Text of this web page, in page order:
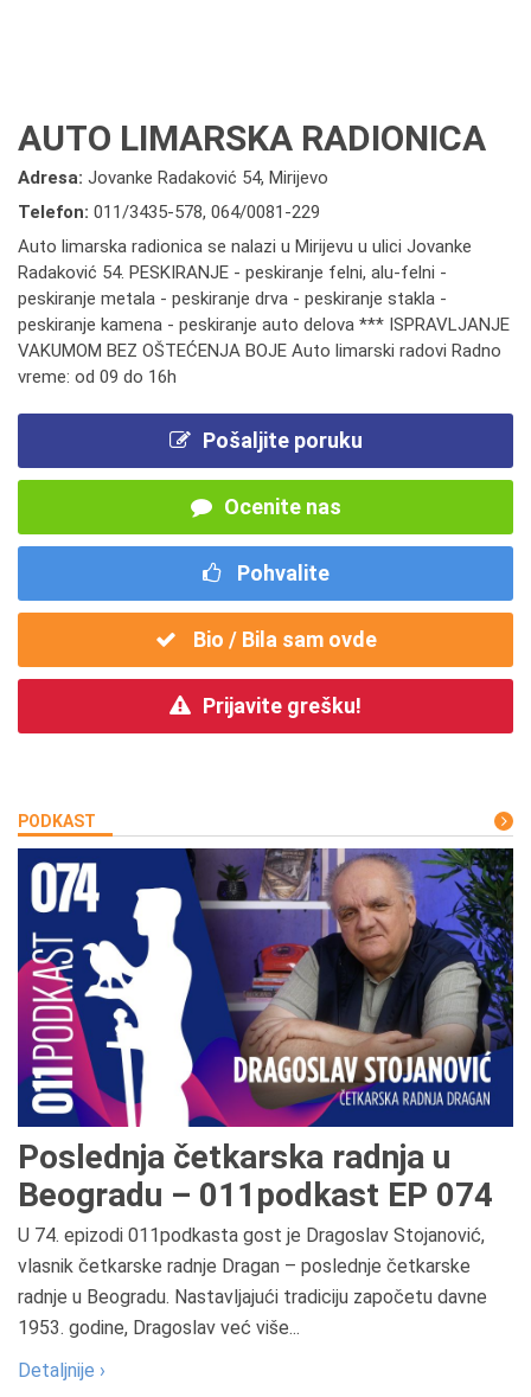
AUTO LIMARSKA RADIONICA
Adresa: Jovanke Radaković 54, Mirijevo
Telefon: 011/3435-578, 064/0081-229
Auto limarska radionica se nalazi u Mirijevu u ulici Jovanke
Radaković 54. PESKIRANJE - peskiranje felni, alu-felni -
peskiranje metala - peskiranje drva - peskiranje stakla -
peskiranje kamena - peskiranje auto delova *** ISPRAVLJANJE
VAKUMOM BEZ OŠTEĆENJA BOJE Auto limarski radovi Radno
vreme: od 09 do 16h
Pošaljite poruku
Ocenite nas
Pohvalite
Bio / Bila sam ovde
Prijavite grešku!
PODKAST
Poslednja četkarska radnja u
Beogradu – 011podkast EP 074
U 74. epizodi 011podkasta gost je Dragoslav Stojanović,
vlasnik četkarske radnje Dragan – poslednje četkarske
radnje u Beogradu. Nastavljajući tradiciju započetu davne
1953. godine, Dragoslav već više...
Detaljnije ›